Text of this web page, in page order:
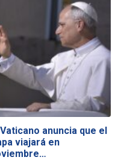
anuncia que el
viajará en